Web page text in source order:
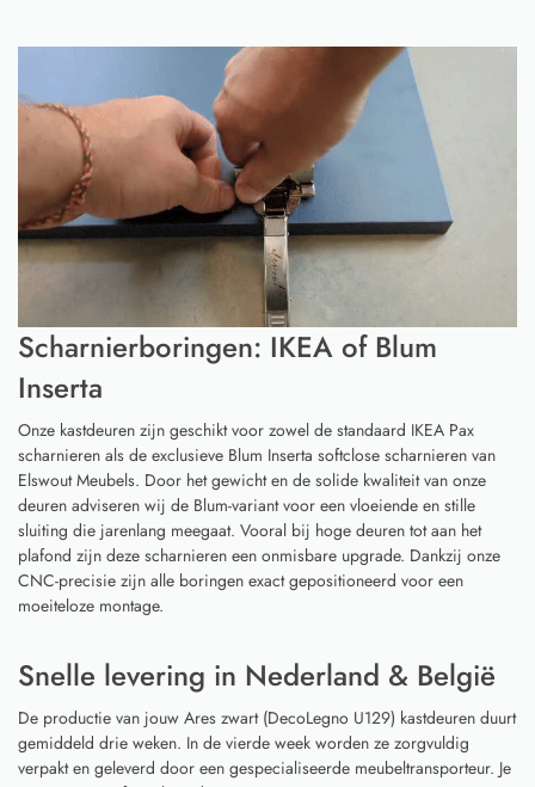
Scharnierboringen: IKEA of Blum
Inserta
Onze kastdeuren zijn geschikt voor zowel de standaard IKEA Pax
scharnieren als de exclusieve Blum Inserta softclose scharnieren van
Elswout Meubels. Door het gewicht en de solide kwaliteit van onze
deuren adviseren wij de Blum-variant voor een vloeiende en stille
sluiting die jarenlang meegaat. Vooral bij hoge deuren tot aan het
plafond zijn deze scharnieren een onmisbare upgrade. Dankzij onze
CNC-precisie zijn alle boringen exact gepositioneerd voor een
moeiteloze montage.
Snelle levering in Nederland & België
De productie van jouw Ares zwart (DecoLegno U129) kastdeuren duurt
gemiddeld drie weken. In de vierde week worden ze zorgvuldig
verpakt en geleverd door een gespecialiseerde meubeltransporteur. Je